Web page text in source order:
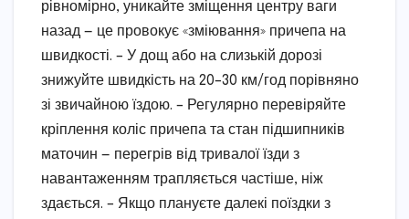
рівномірно, уникайте зміщення центру ваги
назад — це провокує «зміювання» причепа на
швидкості. – У дощ або на слизькій дорозі
знижуйте швидкість на 20–30 км/год порівняно
зі звичайною їздою. – Регулярно перевіряйте
кріплення коліс причепа та стан підшипників
маточин — перегрів від тривалої їзди з
навантаженням трапляється частіше, ніж
здається. – Якщо плануєте далекі поїздки з